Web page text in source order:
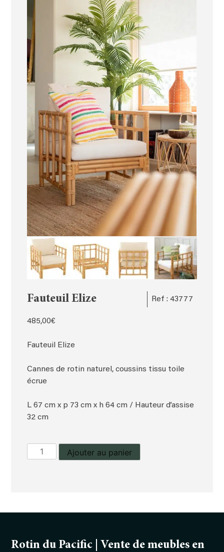
Fauteuil Elize Ref : 43777
485,00€
Fauteuil Elize
Cannes de rotin naturel, coussins tissu toile
écrue
L 67 cm x p 73 cm x h 64 cm / Hauteur d’assise
32 cm
quantité
de
Ajouter au panier
Rotin du Pacific | Vente de meubles en